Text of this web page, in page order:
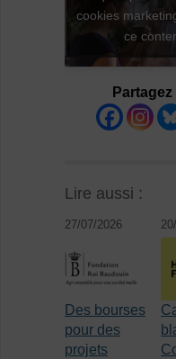
cookies
ce
Lire aussi :
27/07/2026
Des bourses
pour des
projets